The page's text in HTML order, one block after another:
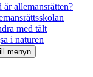
är allemansrätten?
med tält
i naturen
menyn